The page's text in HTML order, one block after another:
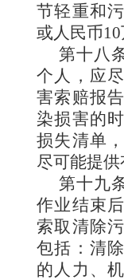
节轻重和
或人民币10
第十八
个人，应
害索赔报
染损害的
损失清单
尽可能提供
第十九
作业结束
索取清除
包括：清
的人力、